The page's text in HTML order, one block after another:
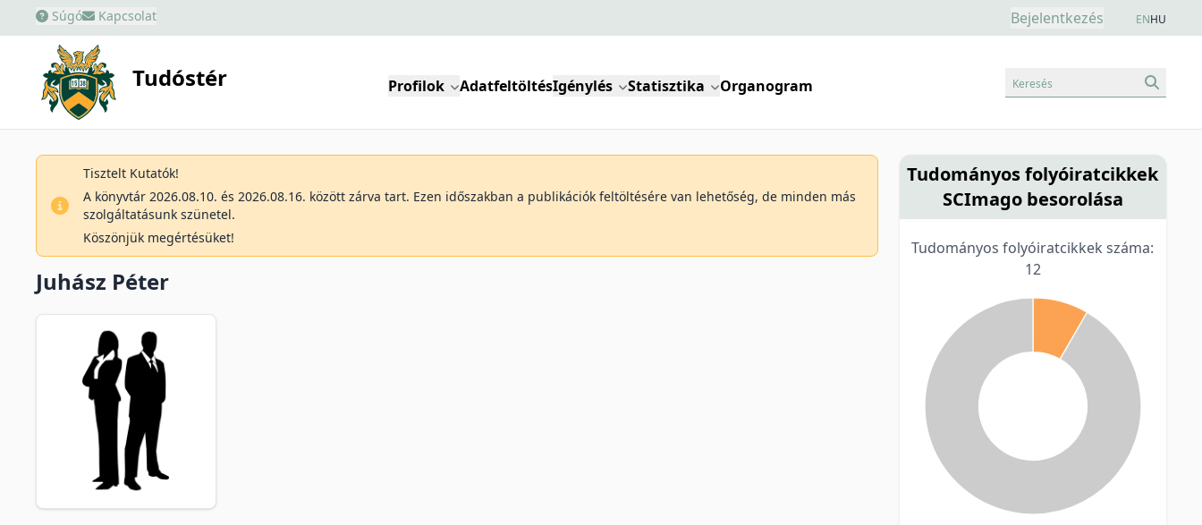
Súgó Kapcsolat Bejelentkezés ENHU
Tudóstér Profilok AdatfeltöltésIgénylés Statisztika Organogram Keresés
Tisztelt Kutatók!
A könyvtár 2026.08.10. és 2026.08.16. között zárva tart. Ezen időszakban a publikációk feltöltésére van lehetőség, de minden más
szolgáltatásunk szünetel.
Köszönjük megértésüket!
Juhász Péter
Tudományos folyóiratcikkek
SCImago besorolása
Tudományos folyóiratcikkek száma:
12